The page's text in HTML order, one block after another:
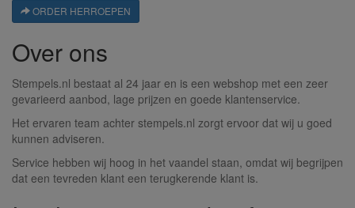
ORDER HERROEPEN
Over ons
Stempels.nl bestaat al 24 jaar en is een webshop met een zeer
gevarieerd aanbod, lage prijzen en goede klantenservice.
Het ervaren team achter stempels.nl zorgt ervoor dat wij u goed
kunnen adviseren.
Service hebben wij hoog in het vaandel staan, omdat wij begrijpen
dat een tevreden klant een terugkerende klant is.